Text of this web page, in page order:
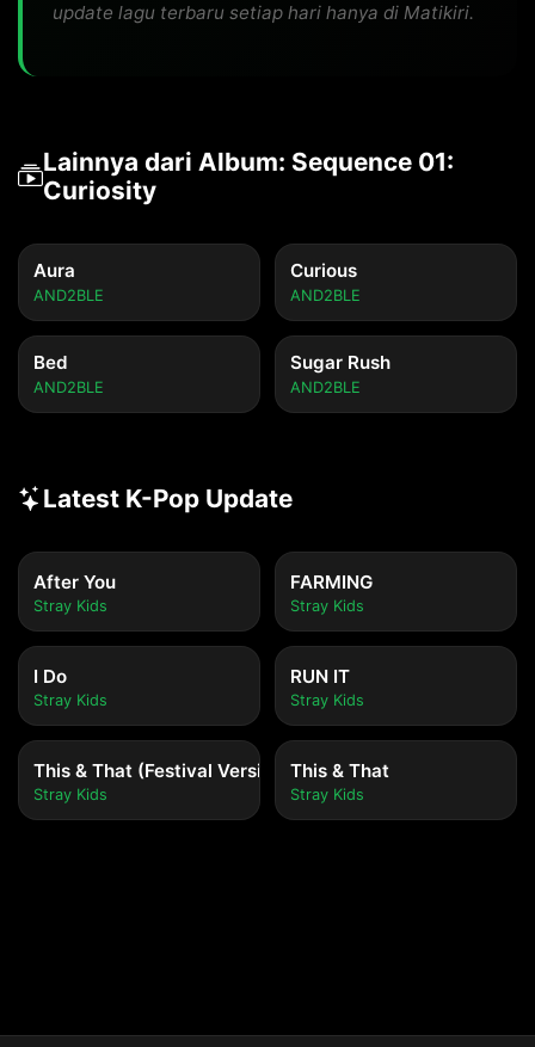
update lagu terbaru setiap hari hanya di Matikiri.
Lainnya dari Album: Sequence 01:
Curiosity
Aura
AND2BLE
Curious
AND2BLE
Bed
AND2BLE
Sugar Rush
AND2BLE
Latest K-Pop Update
After You
Stray Kids
FARMING
Stray Kids
I Do
Stray Kids
RUN IT
Stray Kids
This & That (Festival Version)
Stray Kids
This & That
Stray Kids